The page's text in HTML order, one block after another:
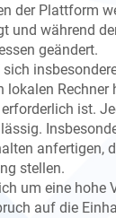
der Plattform
und während
geändert.
lokalen
ist.
anfertigen,
stellen.
um eine hohe
auf die